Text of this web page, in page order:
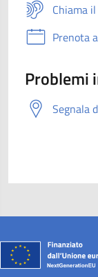
Chiama
Prenota
Problemi
Segnala